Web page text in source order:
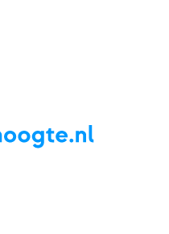
Live updatesApp